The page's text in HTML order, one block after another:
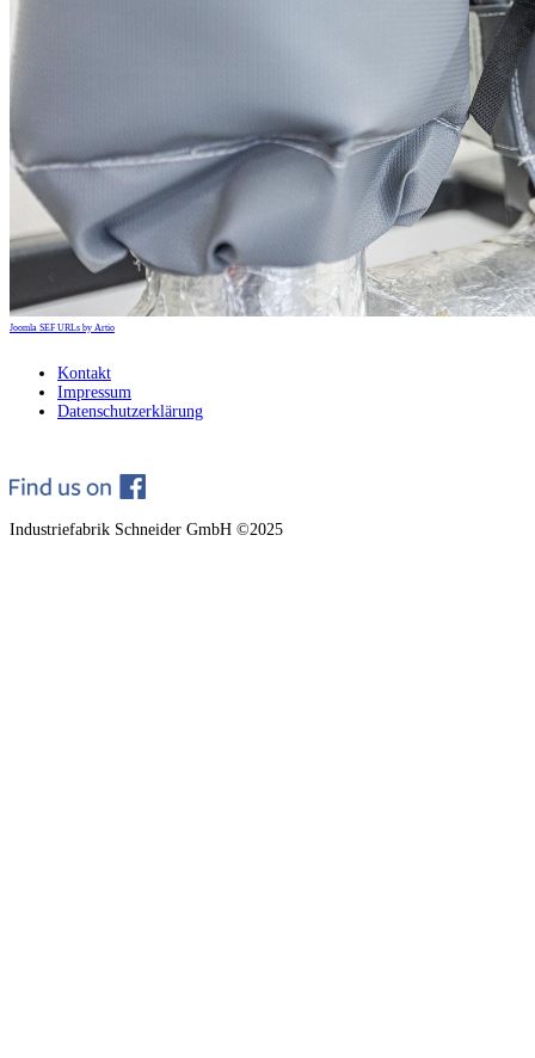
Joomla SEF URLs by Artio
Kontakt
Impressum
Datenschutzerklärung
Industriefabrik Schneider GmbH ©2025